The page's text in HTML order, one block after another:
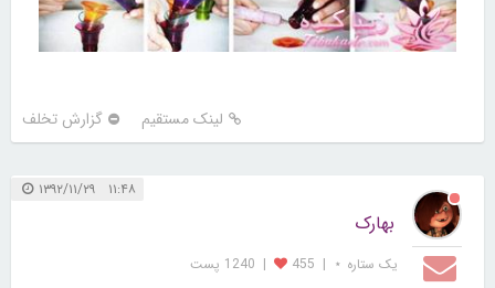
لینک مستقیم گزارش تخلف
۱۱:۴۸ ۱۳۹۲/۱۱/۲۹
بهارک
یک ستاره ⋆ |
455
| 1240 پست